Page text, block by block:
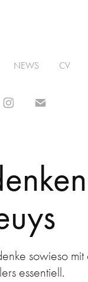
NEWS CV
sowieso
essentiell.